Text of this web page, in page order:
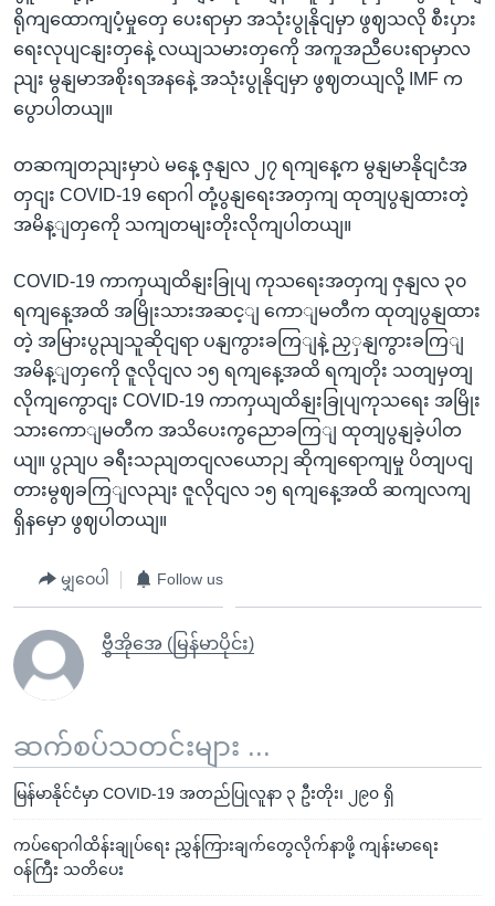
ရိုကျထောကျပံ့မှုတှေ ပေးရာမှာ အသုံးပွုနိုငျမှာ ဖွဈသလို စီးပှား
ရေးလုပျငနျးတှနေဲ့ လယျသမားတှကေို အကူအညီပေးရာမှာလ
ညျး မွနျမာအစိုးရအနနေဲ့ အသုံးပွုနိုငျမှာ ဖွဈတယျလို့ IMF က
ပွောပါတယျ။
တဆကျတညျးမှာပဲ မနေ့ ဇှနျလ ၂၇ ရကျနေ့က မွနျမာနိုငျငံအ
တှငျး COVID-19 ရောဂါ တုံ့ပွနျရေးအတှကျ ထုတျပွနျထားတဲ့
အမိန့ျတှကေို သကျတမျးတိုးလိုကျပါတယျ။
COVID-19 ကာကှယျထိနျးခြုပျ ကုသရေးအတှကျ ဇှနျလ ၃၀
ရကျနေ့အထိ အမြိုးသားအဆင့ျ ကောျမတီက ထုတျပွနျထား
တဲ့ အမြားပွညျသူဆိုငျရာ ပနျကွားခကြျနဲ့ ညှှနျကွားခကြျ
အမိန့ျတှကေို ဇူလိုငျလ ၁၅ ရကျနေ့အထိ ရကျတိုး သတျမှတျ
လိုကျကွောငျး COVID-19 ကာကှယျထိနျးခြုပျကုသရေး အမြိုး
သားကောျမတီက အသိပေးကွညောခကြျ ထုတျပွနျခဲ့ပါတ
ယျ။ ပွညျပ ခရီးသညျတငျလယောဉျ ဆိုကျရောကျမှု ပိတျပငျ
တားမွဈခကြျလညျး ဇူလိုငျလ ၁၅ ရကျနေ့အထိ ဆကျလကျ
ရှိနမှော ဖွဈပါတယျ။
မျှဝေပါ Follow us
ဗွီအိုအေ (မြန်မာပိုင်း)
ဆက်စပ်သတင်းများ ...
မြန်မာနိုင်ငံမှာ COVID-19 အတည်ပြုလူနာ ၃ ဦးတိုး၊ ၂၉၀ ရှိ
ကပ်ရောဂါထိန်းချုပ်ရေး ညွှန်ကြားချက်တွေလိုက်နာဖို့ ကျန်းမာရေး
ဝန်ကြီး သတိပေး